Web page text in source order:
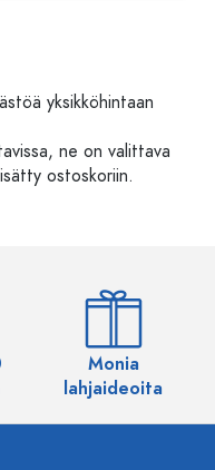
yksikköhintaan
ne on valittava
ostoskoriin.
Monia
lahjaideoita